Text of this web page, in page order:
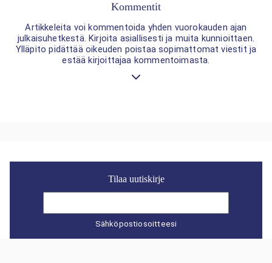
Kommentit
Artikkeleita voi kommentoida yhden vuorokauden ajan
julkaisuhetkestä. Kirjoita asiallisesti ja muita kunnioittaen.
Ylläpito pidättää oikeuden poistaa sopimattomat viestit ja
estää kirjoittajaa kommentoimasta.
Tilaa uutiskirje
Sähköpostiosoitteesi